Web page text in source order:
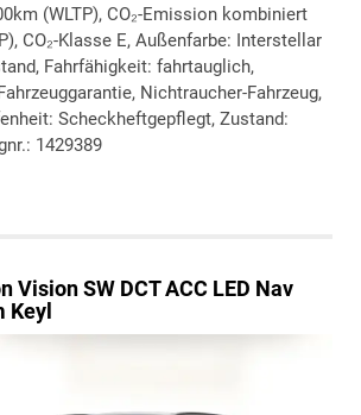
(WLTP), CO₂-Emission kombiniert
CO₂-Klasse E, Außenfarbe: Interstellar
Fahrfähigkeit: fahrtauglich,
Nichtraucher-Fahrzeug,
Scheckheftgepflegt, Zustand:
1429389
Fahrzeugexposé drucken
Vision SW DCT ACC LED Nav
Keyl